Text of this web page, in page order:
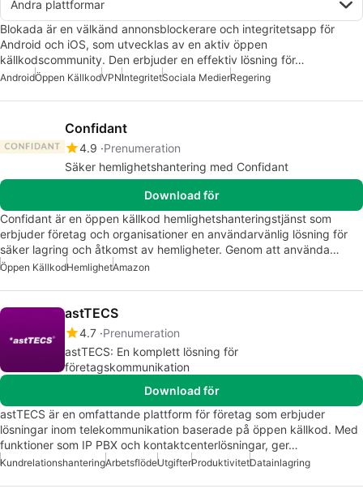
Andra plattformar
Blokada är en välkänd annonsblockerare och integritetsapp för
Android och iOS, som utvecklas av en aktiv öppen
källkodscommunity. Den erbjuder en effektiv lösning för…
AndroidÖppen KällkodVPNIntegritetSociala MedierRegering
Confidant
4.9 Prenumeration
Säker hemlighetshantering med Confidant
Download för
Confidant är en öppen källkod hemlighetshanteringstjänst som
erbjuder företag och organisationer en användarvänlig lösning för
säker lagring och åtkomst av hemligheter. Genom att använda…
Öppen KällkodHemlighetAmazon
astTECS
4.7 Prenumeration
astTECS: En komplett lösning för
företagskommunikation
Download för
astTECS är en omfattande plattform för företag som erbjuder
lösningar inom telekommunikation baserade på öppen källkod. Med
funktioner som IP PBX och kontaktcenterlösningar, ger…
KundrelationshanteringArbetsflödeUtgifterProduktivitetDatainlagring